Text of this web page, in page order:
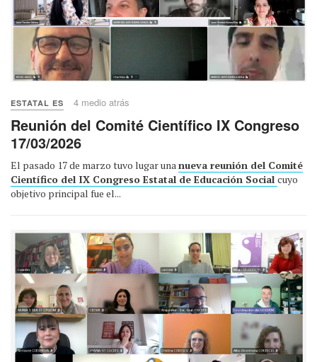
ESTATAL ES 4 medio atrás
Reunión del Comité Científico IX Congreso
17/03/2026
El pasado 17 de marzo tuvo lugar unanueva reunión del Comité
Científico del IX Congreso Estatal de Educación Social cuyo
objetivo principal fue el...